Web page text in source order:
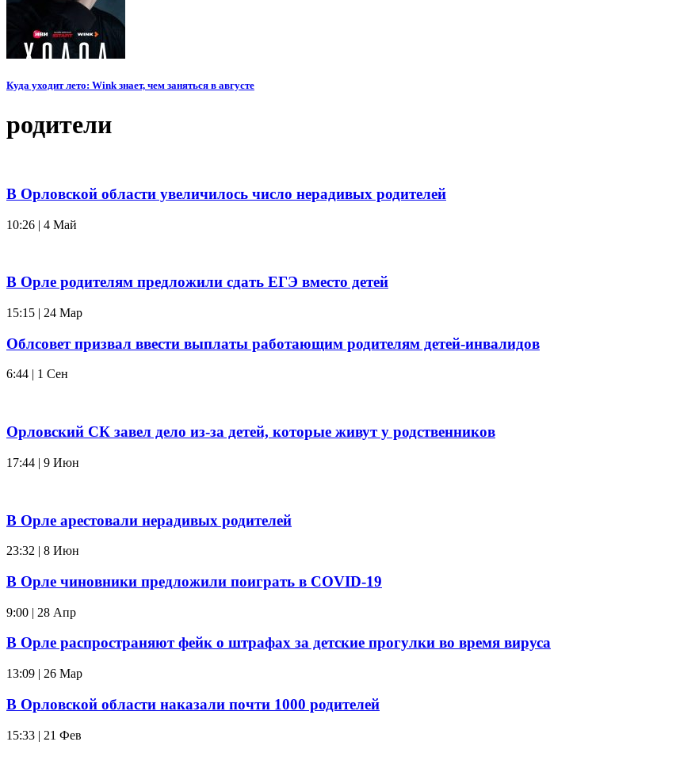
Куда уходит лето: Wink знает, чем заняться в августе
родители
В Орловской области увеличилось число нерадивых родителей
10:26 | 4 Май
В Орле родителям предложили сдать ЕГЭ вместо детей
15:15 | 24 Мар
Облсовет призвал ввести выплаты работающим родителям детей-инвалидов
6:44 | 1 Сен
Орловский СК завел дело из-за детей, которые живут у родственников
17:44 | 9 Июн
В Орле арестовали нерадивых родителей
23:32 | 8 Июн
В Орле чиновники предложили поиграть в COVID-19
9:00 | 28 Апр
В Орле распространяют фейк о штрафах за детские прогулки во время вируса
13:09 | 26 Мар
В Орловской области наказали почти 1000 родителей
15:33 | 21 Фев